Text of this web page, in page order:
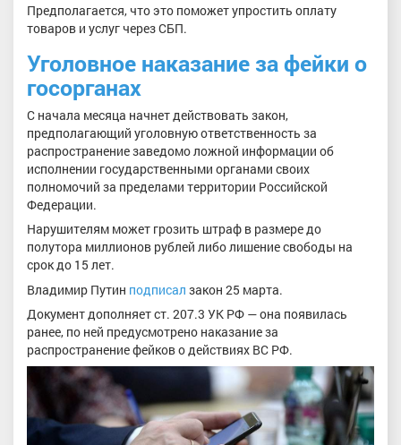
Предполагается, что это поможет упростить оплату
товаров и услуг через СБП.
Уголовное наказание за фейки о
госорганах
С начала месяца начнет действовать закон,
предполагающий уголовную ответственность за
распространение заведомо ложной информации об
исполнении государственными органами своих
полномочий за пределами территории Российской
Федерации.
Нарушителям может грозить штраф в размере до
полутора миллионов рублей либо лишение свободы на
срок до 15 лет.
Владимир Путин подписал закон 25 марта.
Документ дополняет ст. 207.3 УК РФ — она появилась
ранее, по ней предусмотрено наказание за
распространение фейков о действиях ВС РФ.